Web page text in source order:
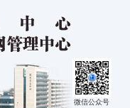
微信公众号